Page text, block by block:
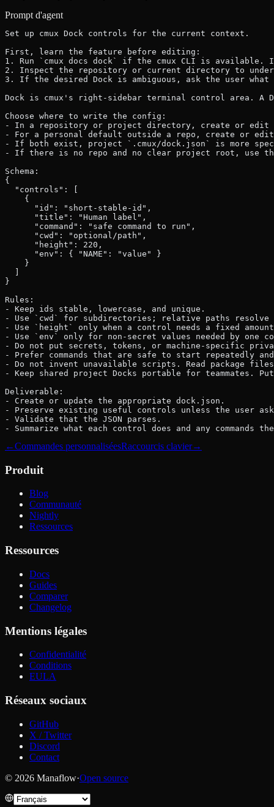
Prompt d'agent
Set up cmux Dock controls for the current context.
First, learn the feature before editing:
1. Run `cmux docs dock` if the cmux CLI is
2. Inspect the repository or current directory to
3. If the desired Dock is ambiguous, ask the user
Dock is cmux's right-sidebar terminal control area. A
Choose where to write the config:
- In a repository or project directory, create or edit
- For a personal default outside a repo, create or
- If both exist, project `.cmux/dock.json` is more
- If there is no repo and no clear project root, use
Schema:
{
  "controls": [
    {
      "id": "short-stable-id",
      "title": "Human label",
      "command": "safe command to run",
      "cwd": "optional/path",
      "height": 220,
      "env": { "NAME": "value" }
    }
}
Rules:
- Keep ids stable, lowercase, and unique.
- Use `cwd` for subdirectories; relative paths resolve
- Use `height` only when a control needs a fixed
- Use `env` only for non-secret values needed by one
- Do not put secrets, tokens, or machine-specific
- Prefer commands that are safe to start repeatedly
- Do not invent unavailable scripts. Read package
- Keep shared project Docks portable for teammates.
Deliverable:
- Create or update the appropriate dock.json.
- Preserve existing useful controls unless the user
- Validate that the JSON parses.
- Summarize what each control does and any
←Commandes personnaliséesRaccourcis clavier→
Produit
Blog
Communauté
Nightly
Ressources
Ressources
Docs
Guides
Comparer
Changelog
Mentions légales
Confidentialité
Conditions
EULA
Réseaux sociaux
GitHub
X / Twitter
Discord
Contact
© 2026 Manaflow·Open source